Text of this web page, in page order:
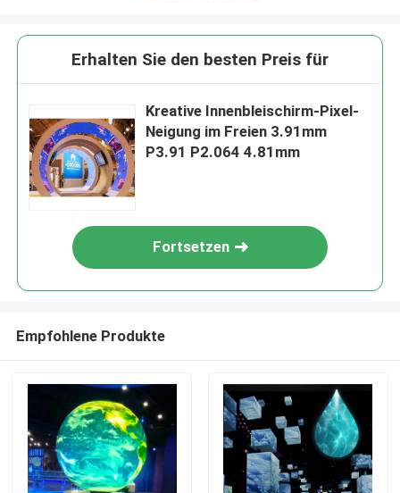
Erhalten Sie den besten Preis für
Kreative Innenbleischirm-Pixel-
Neigung im Freien 3.91mm
P3.91 P2.064 4.81mm
Fortsetzen
Empfohlene Produkte